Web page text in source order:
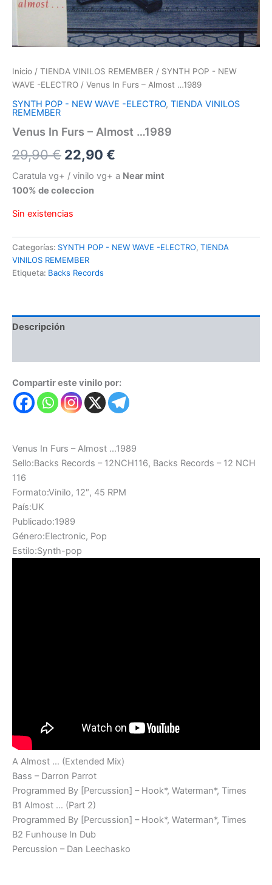
Inicio / TIENDA VINILOS REMEMBER / SYNTH POP - NEW
WAVE -ELECTRO / Venus In Furs – Almost …1989
SYNTH POP - NEW WAVE -ELECTRO, TIENDA VINILOS
REMEMBER
Venus In Furs – Almost …1989
29,90€ El
precio
original
era:
29,90 €.
22,90 €
precio
22,90 €.
Caratula vg+ / vinilo vg+ a Near mint
100% de coleccion
Sin existencias
Categorías: SYNTH POP - NEW WAVE -ELECTRO, TIENDA
VINILOS REMEMBER
Etiqueta: Backs Records
Descripción
Compartir este vinilo por:
Venus In Furs – Almost …1989
Sello:Backs Records – 12NCH116, Backs Records – 12 NCH
116
Formato:Vinilo, 12″, 45 RPM
País:UK
Publicado:1989
Género:Electronic, Pop
Estilo:Synth-pop
A Almost … (Extended Mix)
Bass – Darron Parrot
Programmed By [Percussion] – Hook*, Waterman*, Times
B1 Almost … (Part 2)
Programmed By [Percussion] – Hook*, Waterman*, Times
B2 Funhouse In Dub
Percussion – Dan Leechasko